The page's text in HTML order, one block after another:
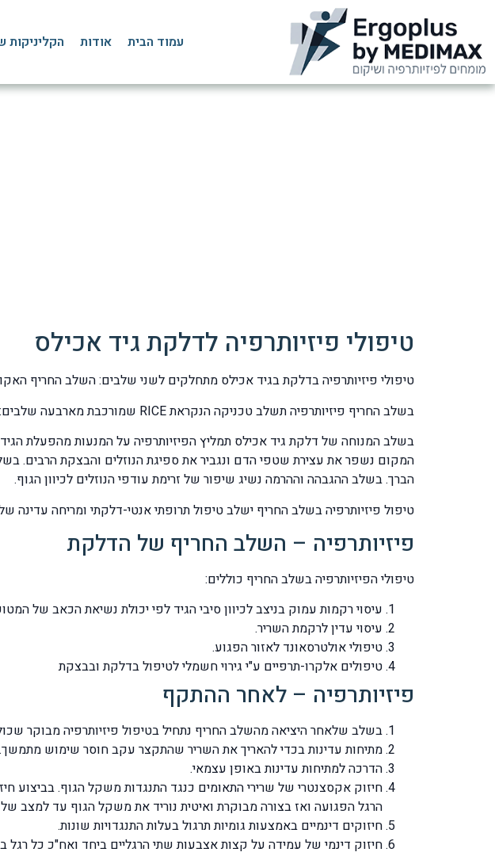
עמוד הבית אודות הקליניקות
טיפולי פיזיותרפיה לדלקת גיד אכילס
טיפולי פיזיותרפיה בדלקת בגיד אכילס מתחלקים לשני שלבים: השלב החריף
בשלב החריף פיזיותרפיה תשלב טכניקה הנקראת RICE שמורכבת מארבעה שלבים: 1.מנוחה 2.קירור 3.חבישה 4.הגבהה.
בשלב המנוחה של דלקת גיד אכילס תמליץ הפיזיותרפיה על המנעות מהפעלת
המקום נשפר את עצירת שטפי הדם ונגביר את ספיגת הנוזלים והבצקת הרבים.
הברך. בשלב ההגבהה וההרמה נשיג שיפור של זרימת עודפי הנוזלים לכיוון הגוף.
טיפול פיזיותרפיה בשלב החריף ישלב טיפול תרופתי אנטי-דלקתי ומריחה עדינה של משחות
פיזיותרפיה – השלב החריף של הדלקת
טיפולי הפיזיותרפיה בשלב החריף כוללים:
עיסוי רקמות עמוק בניצב לכיוון סיבי הגיד לפי יכולת נשיאת הכאב של
עיסוי עדין לרקמת השריר.
טיפולי אולטרסאונד לאזור הפגוע.
טיפולים אלקרו-תרפיים ע"י גירוי חשמלי לטיפול בדלקת ובבצקת
פיזיותרפיה – לאחר ההתקף
בשלב שלאחר היציאה מהשלב החריף נתחיל בטיפול פיזיותרפיה מבוקר
מתיחות עדינות בכדי להאריך את השריר שהתקצר עקב חוסר שימוש מתמשך.
הדרכה למתיחות עדינות באופן עצמאי.
חיזוק אקסצנטרי של שרירי התאומים כנגד התנגדות משקל הגוף. בביצוע
הרגל הפגועה ואז בצורה מבוקרת ואיטית נוריד את משקל הגוף עד למצב
חיזוקים דינמיים באמצעות גומיות תרגול בעלות התנגדויות שונות.
חיזוק דינמי של עמידה על קצות אצבעות שתי הרגליים ביחד ואח"כ כל רגל